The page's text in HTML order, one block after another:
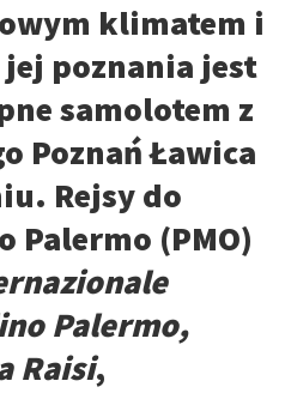
klimatem i
poznania jest
samolotem z
Poznań Ławica
Rejsy do
Palermo (PMO)
Palermo,
Raisi,